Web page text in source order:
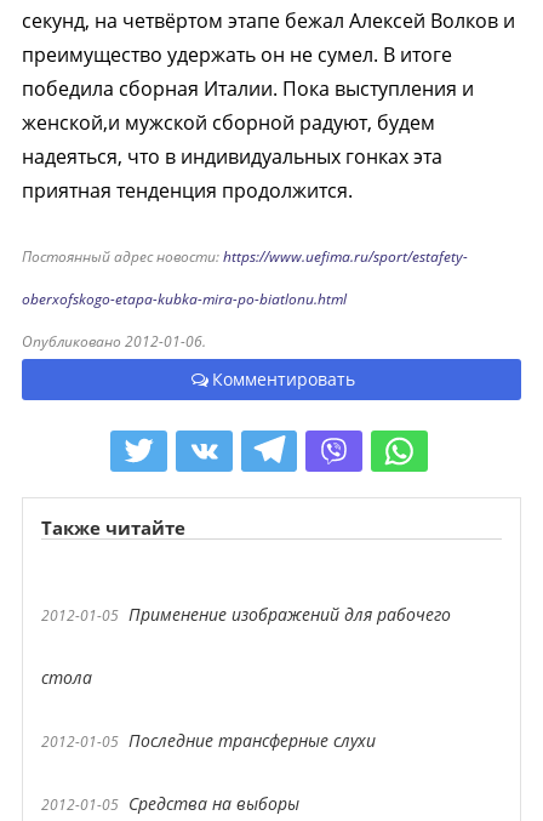
секунд, на четвёртом этапе бежал Алексей Волков и
преимущество удержать он не сумел. В итоге
победила сборная Италии. Пока выступления и
женской,и мужской сборной радуют, будем
надеяться, что в индивидуальных гонках эта
приятная тенденция продолжится.
Постоянный адрес новости:https://www.uefima.ru/sport/estafety-
oberxofskogo-etapa-kubka-mira-po-biatlonu.html
Опубликовано 2012-01-06.
Комментировать
Также читайте
2012-01-05 Применение изображений для рабочего
стола
2012-01-05 Последние трансферные слухи
2012-01-05 Средства на выборы